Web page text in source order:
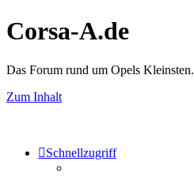
Corsa-A.de
Das Forum rund um Opels Kleinsten.
Zum Inhalt
Schnellzugriff